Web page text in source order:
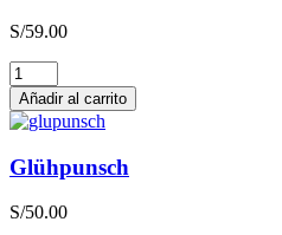
S/59.00
Relax
Zero
Chardonnay
cantidad
Añadir al carrito
Glühpunsch
S/50.00